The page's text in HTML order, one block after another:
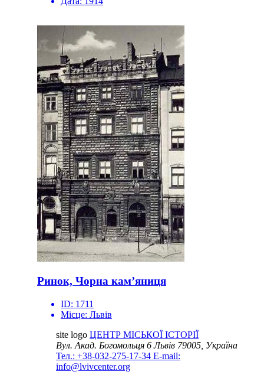
Ринок, Чорна кам’яниця
ID: 1711
Місце: Львів
site logo ЦЕНТР МІСЬКОЇ ІСТОРІЇ
Вул. Акад. Богомольця 6Львів 79005, Україна
Тел.: +38-032-275-17-34 E-mail:
info@lvivcenter.org